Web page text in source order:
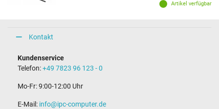
Artikel verfügbar
Kontakt
Kundenservice
Telefon:+49 7823 96 123 - 0
Mo-Fr: 9:00-12:00 Uhr
E-Mail: info@ipc-computer.de